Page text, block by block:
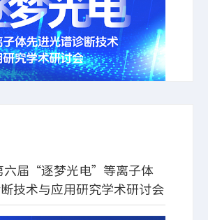
六届“逐梦光电”等离子体
技术与应用研究学术研讨会